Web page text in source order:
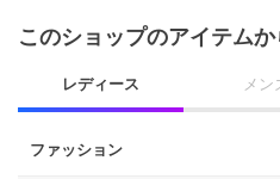
このショップのアイテム
レディース メン
ファッション